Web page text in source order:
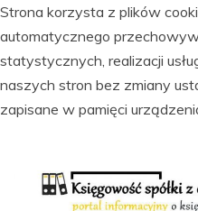
Strona korzysta z plików
automatycznego
statystycznych, realizacji
naszych stron bez zmiany
zapisane w pamięci